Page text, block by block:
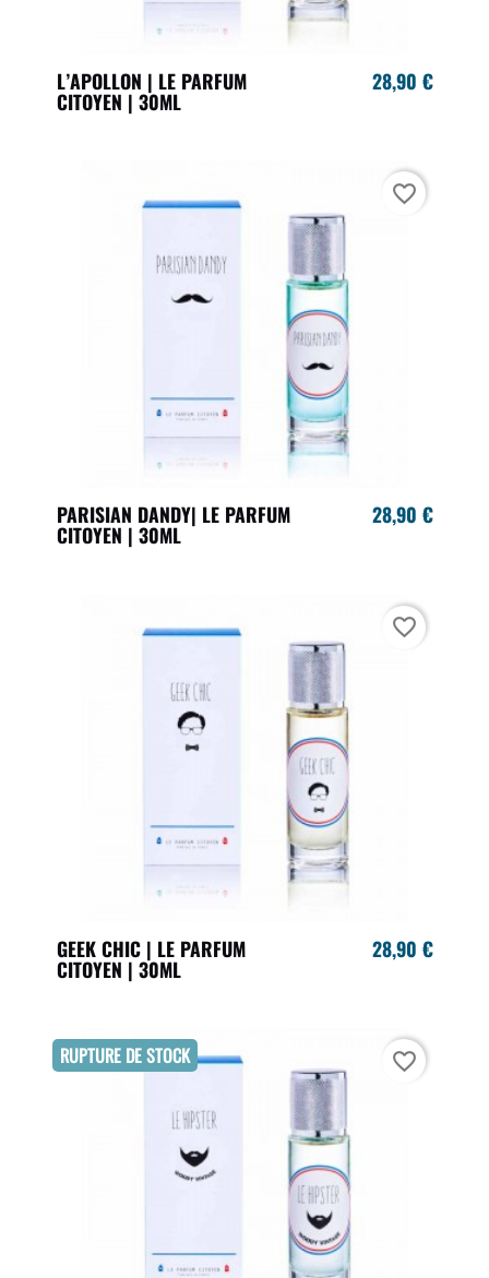
L’APOLLON | LE PARFUM
CITOYEN | 30ML
28,90 €
PARISIAN DANDY| LE PARFUM
CITOYEN | 30ML
28,90 €
favorite_border
GEEK CHIC | LE PARFUM
CITOYEN | 30ML
28,90 €
favorite_border
RUPTURE DE STOCK favorite_border